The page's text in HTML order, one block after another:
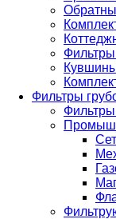
Фильтры
Фильтры
Фильтры